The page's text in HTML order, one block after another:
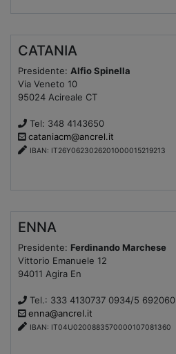
CATANIA
Presidente: Alfio Spinella
Via Veneto 10
95024 Acireale CT
Tel: 348 4143650
cataniacm@ancrel.it
IBAN: IT26Y0623026201000015219213
ENNA
Presidente: Ferdinando Marchese
Vittorio Emanuele 12
94011 Agira En
Tel.: 333 4130737 0934/5 692060
enna@ancrel.it
IBAN: IT04U0200883570000107081360